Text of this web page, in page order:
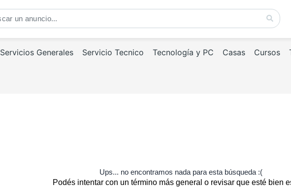
Servicios Generales Servicio Tecnico Tecnología y PC Casas Cursos
Ups... no encontramos nada para esta búsqueda :(
Podés intentar con un término más general o revisar que esté bien